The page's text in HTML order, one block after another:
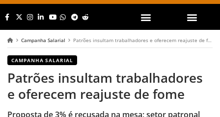
Campanha Salarial Patrões insultam trabalhadores e oferecem reajuste de fome
CAMPANHA SALARIAL
Patrões insultam trabalhadores
e oferecem reajuste de fome
Proposta de 3% é recusada na mesa; setor patronal